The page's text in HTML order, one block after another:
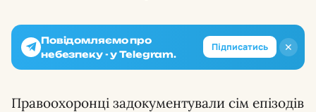
✕
Повідомляємо про
небезпеку - у Telegram.
Підписатись
Правоохоронці задокументували сім епізодів